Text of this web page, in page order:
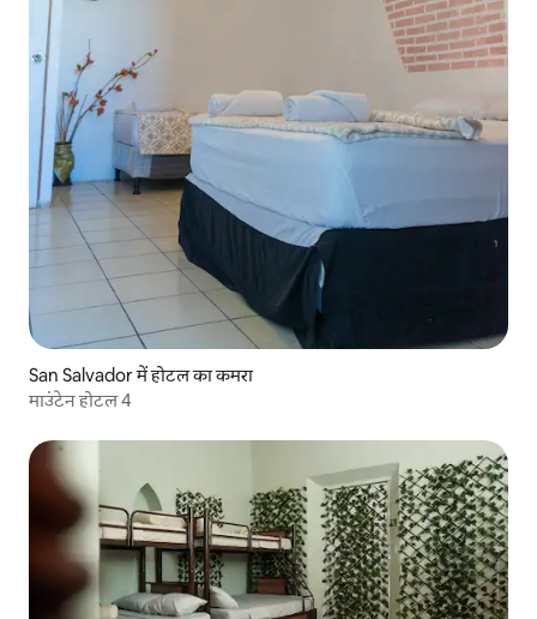
San Salvador में होटल का कमरा
माउंटेन होटल 4